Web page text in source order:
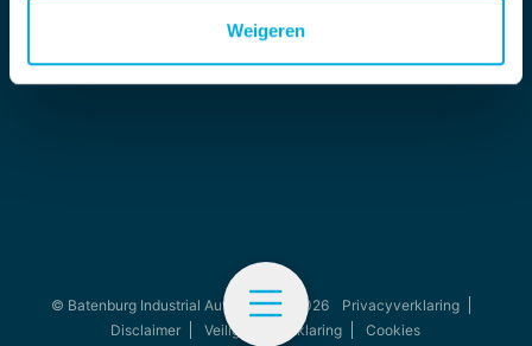
Weigeren
Afstuderen/stage bij
© Batenburg Industrial Automation - 2026
Privacyverklaring
Disclaimer
Veiligheidsverklaring Cookies